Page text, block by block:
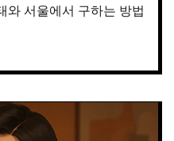
와 서울에서 구하는 방법